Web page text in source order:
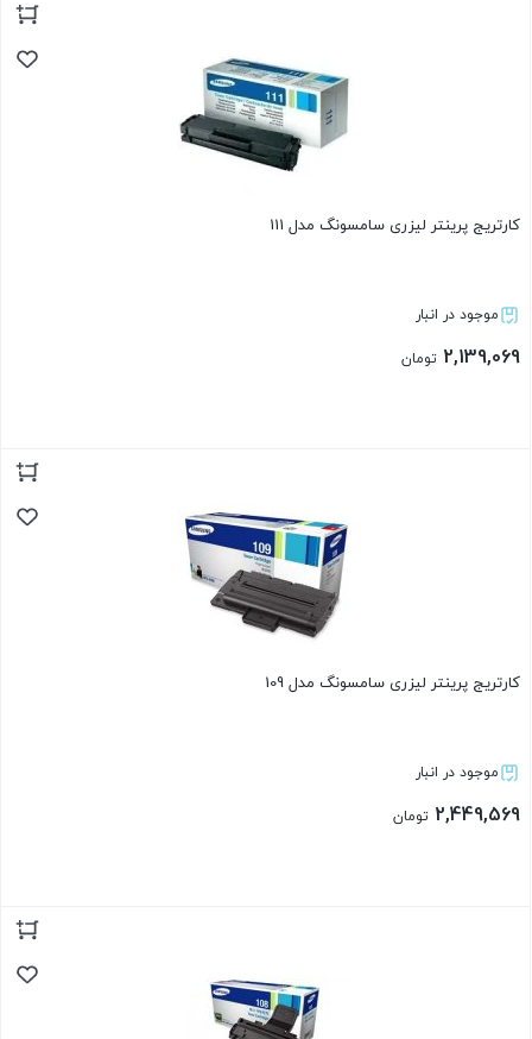
کارتریج پرینتر لیزری سامسونگ مدل 111
موجود در انبار
2,139,069 تومان
کارتریج پرینتر لیزری سامسونگ مدل 109
موجود در انبار
2,449,569 تومان